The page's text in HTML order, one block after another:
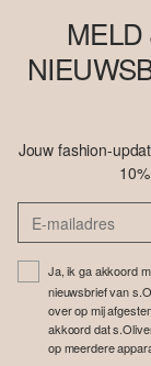
Jouw fashion-
Ja, ik ga akkoord
nieuwsbrief van
over op mij
akkoord dat
op meerdere